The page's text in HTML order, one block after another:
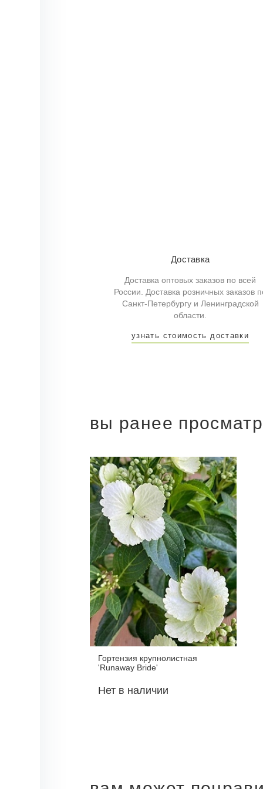
Доставка
Доставка оптовых заказов по всей
России. Доставка розничных заказов
Санкт-Петербургу и Ленинградской
области.
узнать стоимость доставки
вы ранее
Гортензия крупнолистная
'Runaway Bride'
Нет в наличии